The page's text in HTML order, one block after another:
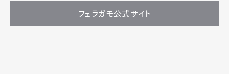
フェラガモ公式サイト